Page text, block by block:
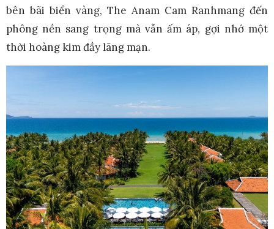
bên bãi biển vàng, The Anam Cam Ranhmang đến
phông nền sang trọng mà vẫn ấm áp, gợi nhớ một
thời hoàng kim đầy lãng mạn.